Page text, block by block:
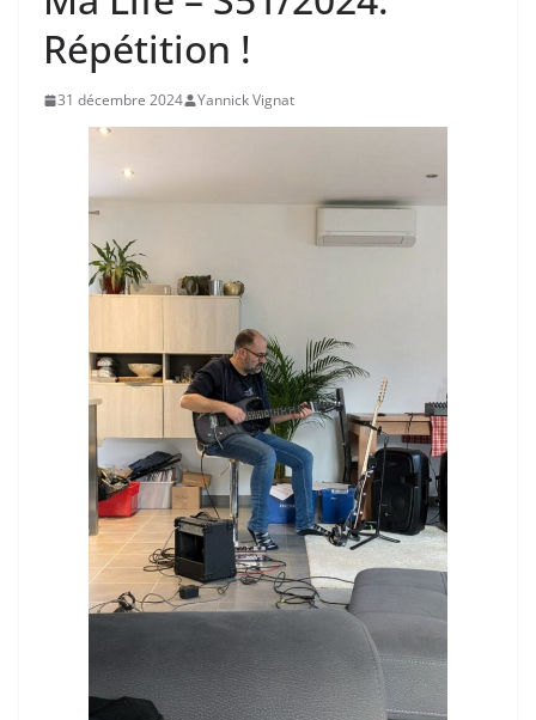
Répétition !
31 décembre 2024 Yannick Vignat